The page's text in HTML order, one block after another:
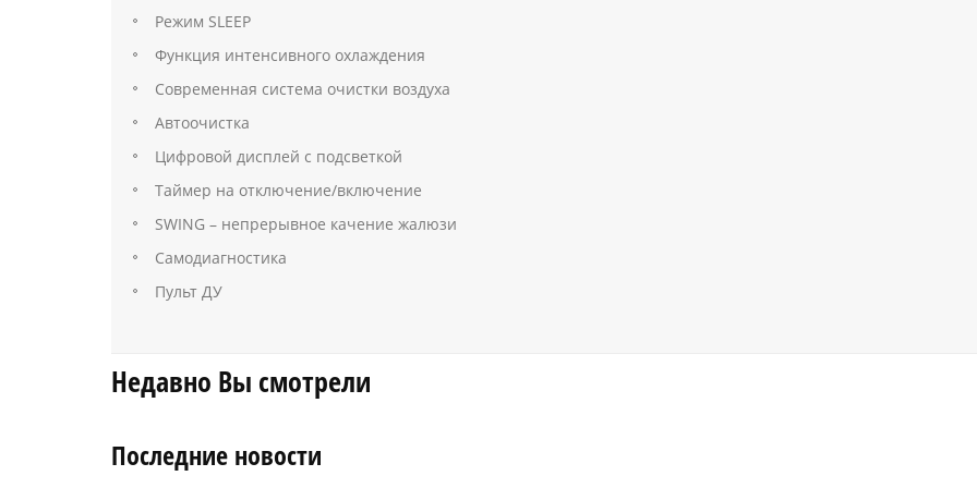
Режим SLEEP
Функция интенсивного охлаждения
Современная система очистки воздуха
Автоочистка
Цифровой дисплей с подсветкой
Таймер на отключение/включение
SWING – непрерывное качение жалюзи
Самодиагностика
Пульт ДУ
Недавно Вы смотрели
Последние новости